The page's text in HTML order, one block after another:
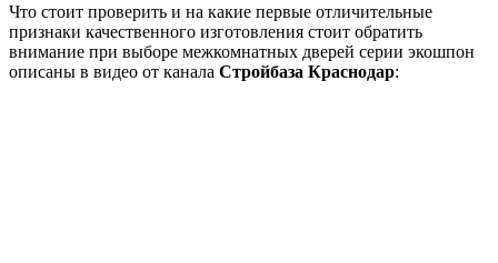
Что стоит проверить и на какие первые отличительные
признаки качественного изготовления стоит обратить
внимание при выборе межкомнатных дверей серии экошпон
описаны в видео от канала Стройбаза Краснодар: